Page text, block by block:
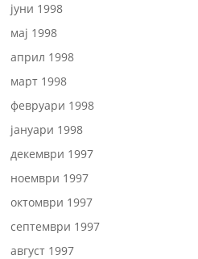
јуни 1998
мај 1998
април 1998
март 1998
февруари 1998
јануари 1998
декември 1997
ноември 1997
октомври 1997
септември 1997
август 1997